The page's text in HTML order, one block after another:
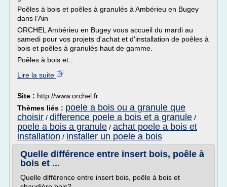
Poêles à bois et poêles à granulés à Ambérieu en Bugey
dans l'Ain
ORCHEL Ambérieu en Bugey vous accueil du mardi au
samedi pour vos projets d'achat et d'installation de poêles à
bois et poêles à granulés haut de gamme.
Poêles à bois et...
Lire la suite
Site : http://www.orchel.fr
Thèmes liés : poele a bois ou a granule que
choisir / difference poele a bois et a granule /
poele a bois a granule / achat poele a bois et
installation / installer un poele a bois
Quelle différence entre insert bois, poêle à
bois et ...
Quelle différence entre insert bois, poêle à bois et